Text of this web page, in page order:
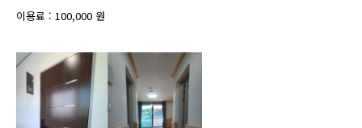
이용료 : 100,000 원